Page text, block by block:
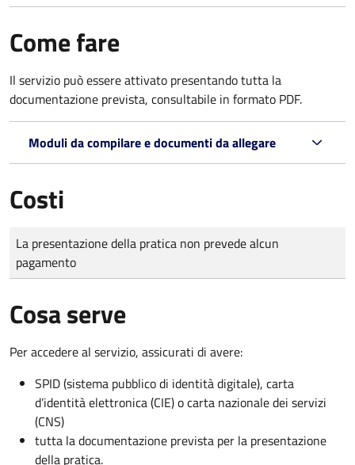
Come fare
Il servizio può essere attivato presentando tutta la
documentazione prevista, consultabile in formato PDF.
Moduli da compilare e documenti da allegare
Costi
Tipo di pagamento
Importo
La presentazione della pratica non prevede alcun
pagamento
Cosa serve
Per accedere al servizio, assicurati di avere:
SPID (sistema pubblico di identità digitale), carta
d’identità elettronica (CIE) o carta nazionale dei servizi
(CNS)
tutta la documentazione prevista per la presentazione
della pratica.